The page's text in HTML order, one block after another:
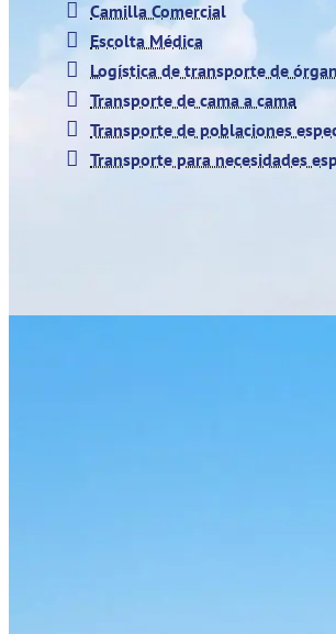
Camilla Comercial
Escolta Médica
Logística de transporte de
Transporte de cama a cama
Transporte de poblaciones
Transporte para necesidades